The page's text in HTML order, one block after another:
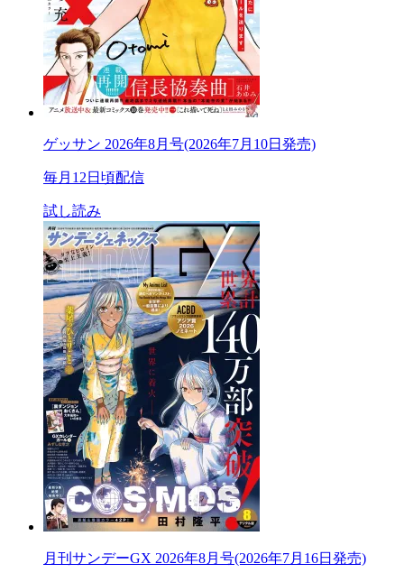
ゲッサン 2026年8月号(2026年7月10日発売)
毎月12日頃配信
試し読み
月刊サンデーGX 2026年8月号(2026年7月16日発売)